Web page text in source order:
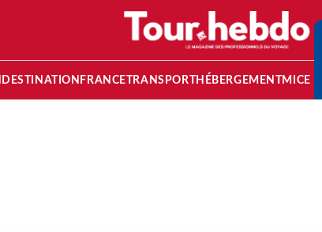
DESTINATION FRANCETRANSPORT HÉBERGEMENTMICE